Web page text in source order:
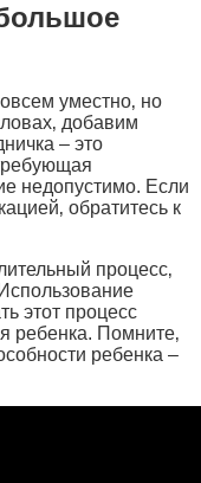
уместно‚ но
добавим
– это
недопустимо. Если
обратитесь к
процесс‚
этот процесс
ребенка. Помните‚
ребенка –